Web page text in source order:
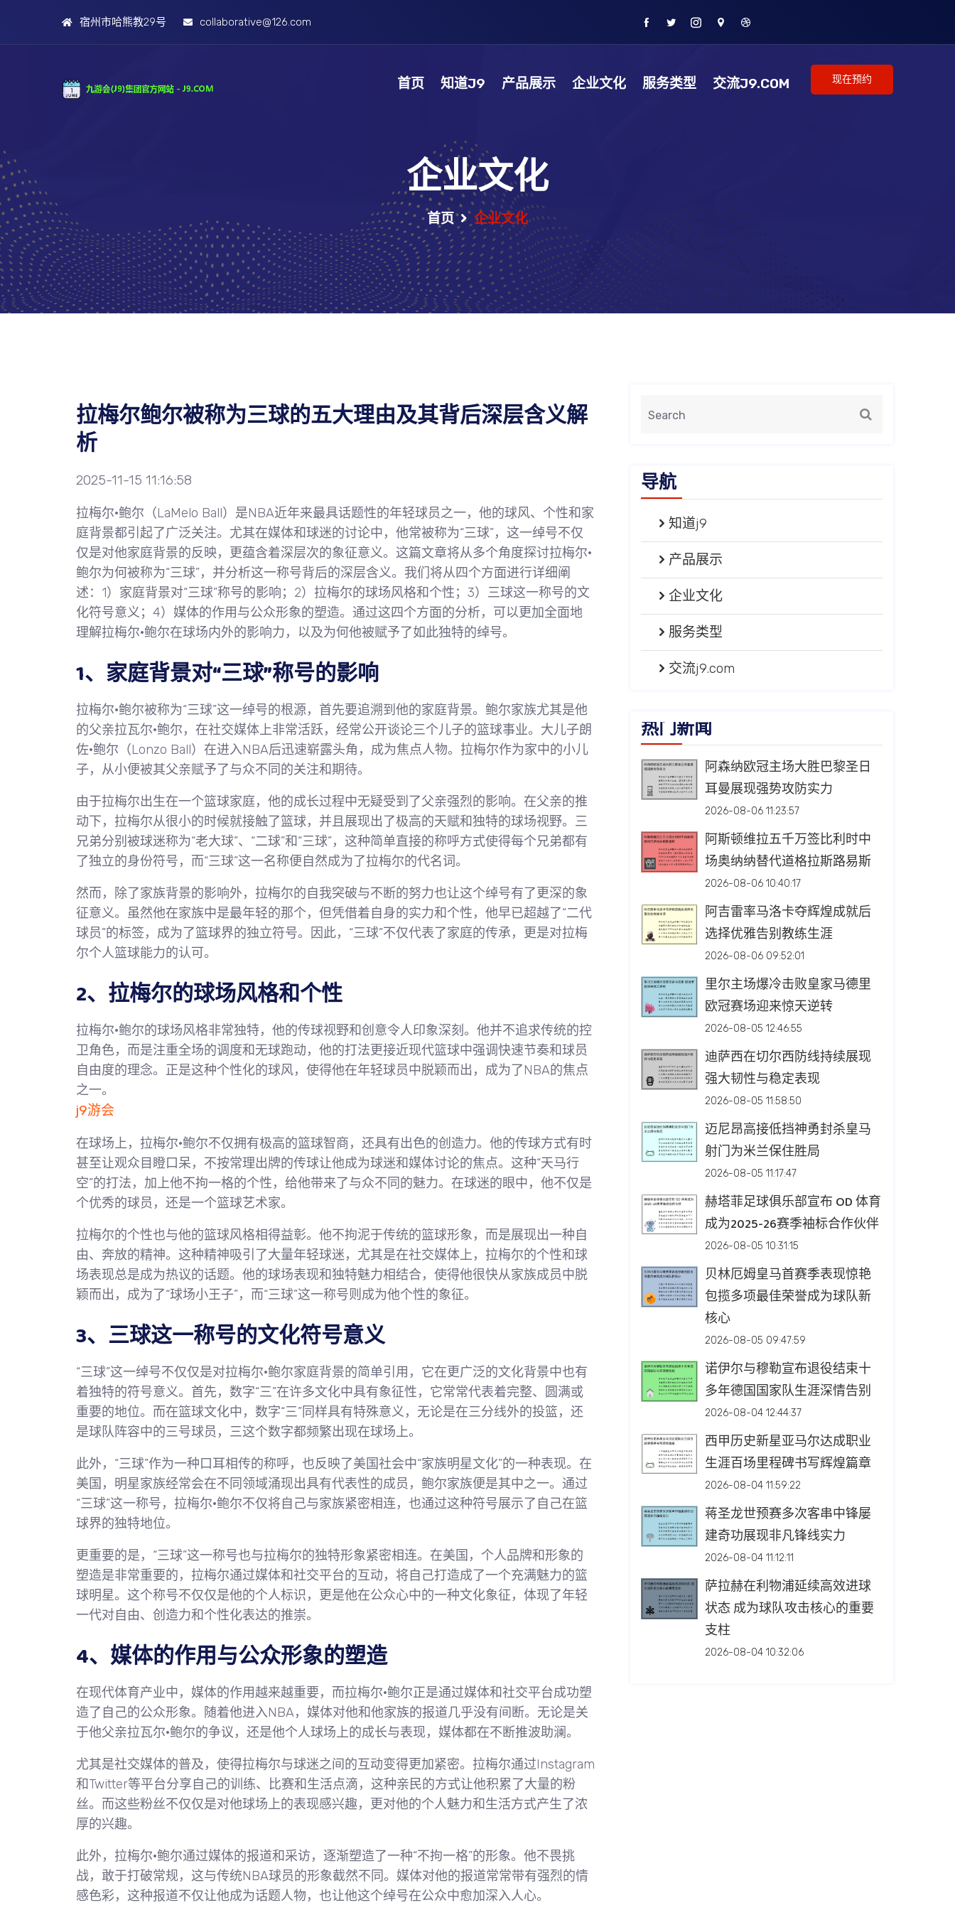
宿州市哈熊教29号 collaborative@126.com
首页 知道J9 产品展示 企业文化 服务类型 交流J9.COM 现在预约
企业文化
首页 企业文化
拉梅尔鲍尔被称为三球的五大理由及其背后深层含义解
析
2025-11-15 11:16:58
拉梅尔·鲍尔（LaMelo Ball）是NBA近年来最具话题性的年轻球员之一，他的球风、个性和家
庭背景都引起了广泛关注。尤其在媒体和球迷的讨论中，他常被称为“三球”，这一绰号不仅
仅是对他家庭背景的反映，更蕴含着深层次的象征意义。这篇文章将从多个角度探讨拉梅尔·
鲍尔为何被称为“三球”，并分析这一称号背后的深层含义。我们将从四个方面进行详细阐
述：1）家庭背景对“三球”称号的影响；2）拉梅尔的球场风格和个性；3）三球这一称号的文
化符号意义；4）媒体的作用与公众形象的塑造。通过这四个方面的分析，可以更加全面地
理解拉梅尔·鲍尔在球场内外的影响力，以及为何他被赋予了如此独特的绰号。
1、家庭背景对“三球”称号的影响
拉梅尔·鲍尔被称为“三球”这一绰号的根源，首先要追溯到他的家庭背景。鲍尔家族尤其是他
的父亲拉瓦尔·鲍尔，在社交媒体上非常活跃，经常公开谈论三个儿子的篮球事业。大儿子朗
佐·鲍尔（Lonzo Ball）在进入NBA后迅速崭露头角，成为焦点人物。拉梅尔作为家中的小儿
子，从小便被其父亲赋予了与众不同的关注和期待。
由于拉梅尔出生在一个篮球家庭，他的成长过程中无疑受到了父亲强烈的影响。在父亲的推
动下，拉梅尔从很小的时候就接触了篮球，并且展现出了极高的天赋和独特的球场视野。三
兄弟分别被球迷称为“老大球”、“二球”和“三球”，这种简单直接的称呼方式使得每个兄弟都有
了独立的身份符号，而“三球”这一名称便自然成为了拉梅尔的代名词。
然而，除了家族背景的影响外，拉梅尔的自我突破与不断的努力也让这个绰号有了更深的象
征意义。虽然他在家族中是最年轻的那个，但凭借着自身的实力和个性，他早已超越了“二代
球员”的标签，成为了篮球界的独立符号。因此，“三球”不仅代表了家庭的传承，更是对拉梅
尔个人篮球能力的认可。
2、拉梅尔的球场风格和个性
拉梅尔·鲍尔的球场风格非常独特，他的传球视野和创意令人印象深刻。他并不追求传统的控
卫角色，而是注重全场的调度和无球跑动，他的打法更接近现代篮球中强调快速节奏和球员
自由度的理念。正是这种个性化的球风，使得他在年轻球员中脱颖而出，成为了NBA的焦点
之一。
j9游会
在球场上，拉梅尔·鲍尔不仅拥有极高的篮球智商，还具有出色的创造力。他的传球方式有时
甚至让观众目瞪口呆，不按常理出牌的传球让他成为球迷和媒体讨论的焦点。这种“天马行
空”的打法，加上他不拘一格的个性，给他带来了与众不同的魅力。在球迷的眼中，他不仅是
个优秀的球员，还是一个篮球艺术家。
拉梅尔的个性也与他的篮球风格相得益彰。他不拘泥于传统的篮球形象，而是展现出一种自
由、奔放的精神。这种精神吸引了大量年轻球迷，尤其是在社交媒体上，拉梅尔的个性和球
场表现总是成为热议的话题。他的球场表现和独特魅力相结合，使得他很快从家族成员中脱
颖而出，成为了“球场小王子”，而“三球”这一称号则成为他个性的象征。
3、三球这一称号的文化符号意义
“三球”这一绰号不仅仅是对拉梅尔·鲍尔家庭背景的简单引用，它在更广泛的文化背景中也有
着独特的符号意义。首先，数字“三”在许多文化中具有象征性，它常常代表着完整、圆满或
重要的地位。而在篮球文化中，数字“三”同样具有特殊意义，无论是在三分线外的投篮，还
是球队阵容中的三号球员，三这个数字都频繁出现在球场上。
此外，“三球”作为一种口耳相传的称呼，也反映了美国社会中“家族明星文化”的一种表现。在
美国，明星家族经常会在不同领域涌现出具有代表性的成员，鲍尔家族便是其中之一。通过
“三球”这一称号，拉梅尔·鲍尔不仅将自己与家族紧密相连，也通过这种符号展示了自己在篮
球界的独特地位。
更重要的是，“三球”这一称号也与拉梅尔的独特形象紧密相连。在美国，个人品牌和形象的
塑造是非常重要的，拉梅尔通过媒体和社交平台的互动，将自己打造成了一个充满魅力的篮
球明星。这个称号不仅仅是他的个人标识，更是他在公众心中的一种文化象征，体现了年轻
一代对自由、创造力和个性化表达的推崇。
4、媒体的作用与公众形象的塑造
在现代体育产业中，媒体的作用越来越重要，而拉梅尔·鲍尔正是通过媒体和社交平台成功塑
造了自己的公众形象。随着他进入NBA，媒体对他和他家族的报道几乎没有间断。无论是关
于他父亲拉瓦尔·鲍尔的争议，还是他个人球场上的成长与表现，媒体都在不断推波助澜。
尤其是社交媒体的普及，使得拉梅尔与球迷之间的互动变得更加紧密。拉梅尔通过Instagram
和Twitter等平台分享自己的训练、比赛和生活点滴，这种亲民的方式让他积累了大量的粉
丝。而这些粉丝不仅仅是对他球场上的表现感兴趣，更对他的个人魅力和生活方式产生了浓
厚的兴趣。
此外，拉梅尔·鲍尔通过媒体的报道和采访，逐渐塑造了一种“不拘一格”的形象。他不畏挑
战，敢于打破常规，这与传统NBA球员的形象截然不同。媒体对他的报道常常带有强烈的情
感色彩，这种报道不仅让他成为话题人物，也让他这个绰号在公众中愈加深入人心。
导航
知道j9
产品展示
企业文化
服务类型
交流j9.com
热门新闻
阿森纳欧冠主场大胜巴黎圣日
耳曼展现强势攻防实力
2026-08-06 11:23:57
阿斯顿维拉五千万签比利时中
场奥纳纳替代道格拉斯路易斯
2026-08-06 10:40:17
阿吉雷率马洛卡夺辉煌成就后
选择优雅告别教练生涯
2026-08-06 09:52:01
里尔主场爆冷击败皇家马德里
欧冠赛场迎来惊天逆转
2026-08-05 12:46:55
迪萨西在切尔西防线持续展现
强大韧性与稳定表现
2026-08-05 11:58:50
迈尼昂高接低挡神勇封杀皇马
射门为米兰保住胜局
2026-08-05 11:17:47
赫塔菲足球俱乐部宣布 OD 体育
成为2025-26赛季袖标合作伙伴
2026-08-05 10:31:15
贝林厄姆皇马首赛季表现惊艳
包揽多项最佳荣誉成为球队新
核心
2026-08-05 09:47:59
诺伊尔与穆勒宣布退役结束十
多年德国国家队生涯深情告别
2026-08-04 12:44:37
西甲历史新星亚马尔达成职业
生涯百场里程碑书写辉煌篇章
2026-08-04 11:59:22
蒋圣龙世预赛多次客串中锋屡
建奇功展现非凡锋线实力
2026-08-04 11:12:11
萨拉赫在利物浦延续高效进球
状态 成为球队攻击核心的重要
支柱
2026-08-04 10:32:06